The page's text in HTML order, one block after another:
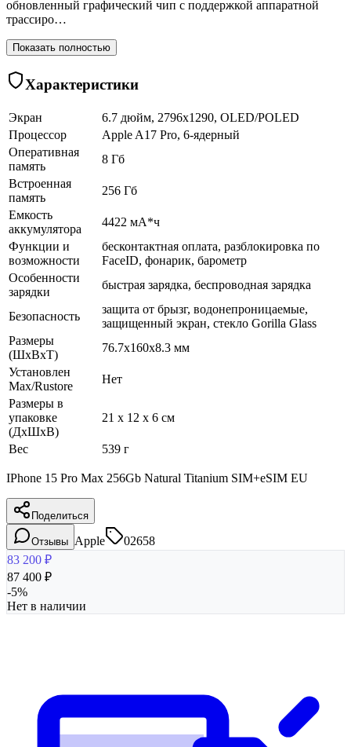
обновленный графический чип с поддержкой аппаратной
трассиро…
Показать полностью
Характеристики
Экран
6.7 дюйм, 2796x1290, OLED/POLED
Процессор
Apple A17 Pro, 6-ядерный
Оперативная
память
8 Гб
Встроенная
память
256 Гб
Емкость
аккумулятора
4422 мА*ч
Функции и
возможности
бесконтактная оплата, разблокировка по
FaceID, фонарик, барометр
Особенности
зарядки
быстрая зарядка, беспроводная зарядка
Безопасность
защита от брызг, водонепроницаемые,
защищенный экран, cтекло Gorilla Glass
Размеры
(ШхВхТ)
76.7x160x8.3 мм
Установлен
Max/Rustore
Нет
Размеры в
упаковке
(ДхШхВ)
21 x 12 x 6 см
Вес 539 г
IPhone 15 Pro Max 256Gb Natural Titanium SIM+eSIM EU
Поделиться
Отзывы Apple
02658
83 200 ₽
87 400 ₽
-5%
Нет в наличии